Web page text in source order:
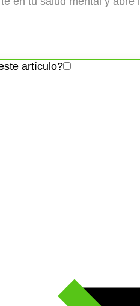
artículo?